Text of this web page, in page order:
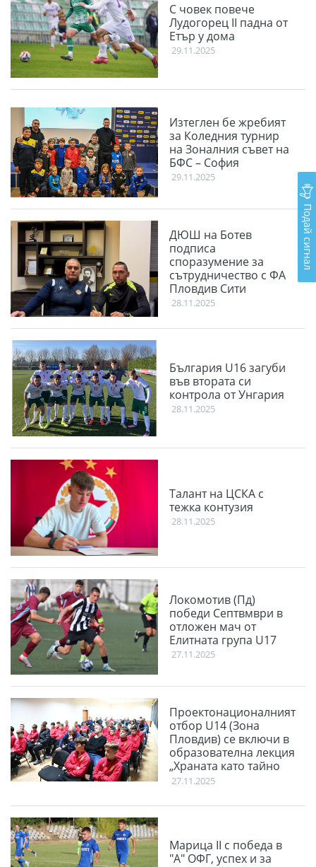
С човек повече
Лудогорец II падна от
Етър у дома
29.11.2025
Изтеглен бе жребият
за Коледния турнир
на Зоналния съвет на
БФС – София
29.11.2025
ДЮШ на Ботев
подписа
споразумение за
сътрудничество с ФА
Пловдив Сити
28.11.2025
България U16 загуби
във втората си
контрола от Унгария
28.11.2025
Талант на ЦСКА с
тежка контузия
28.11.2025
Локомотив (Пд)
победи Септвмври в
отложен мач от
Елитната група U17
27.11.2025
Проектонационалният
отбор U14 (Зона
Пловдив) се включи в
образователна лекция
„Храната като тайно
оръжие“
27.11.2025
Марица II с победа в
"А" ОФГ, успех и за
Подай сигнал